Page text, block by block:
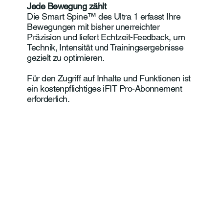
Jede Bewegung zählt
Die Smart Spine™ des Ultra 1 erfasst Ihre
Bewegungen mit bisher unerreichter
Präzision und liefert Echtzeit-Feedback, um
Technik, Intensität und Trainingsergebnisse
gezielt zu optimieren.
Für den Zugriff auf Inhalte und Funktionen ist
ein kostenpflichtiges iFIT Pro-Abonnement
erforderlich.